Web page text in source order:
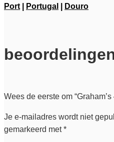
Port Portugal Douro
Wees de eerste om
Je e-mailadres wordt niet
gemarkeerd met*